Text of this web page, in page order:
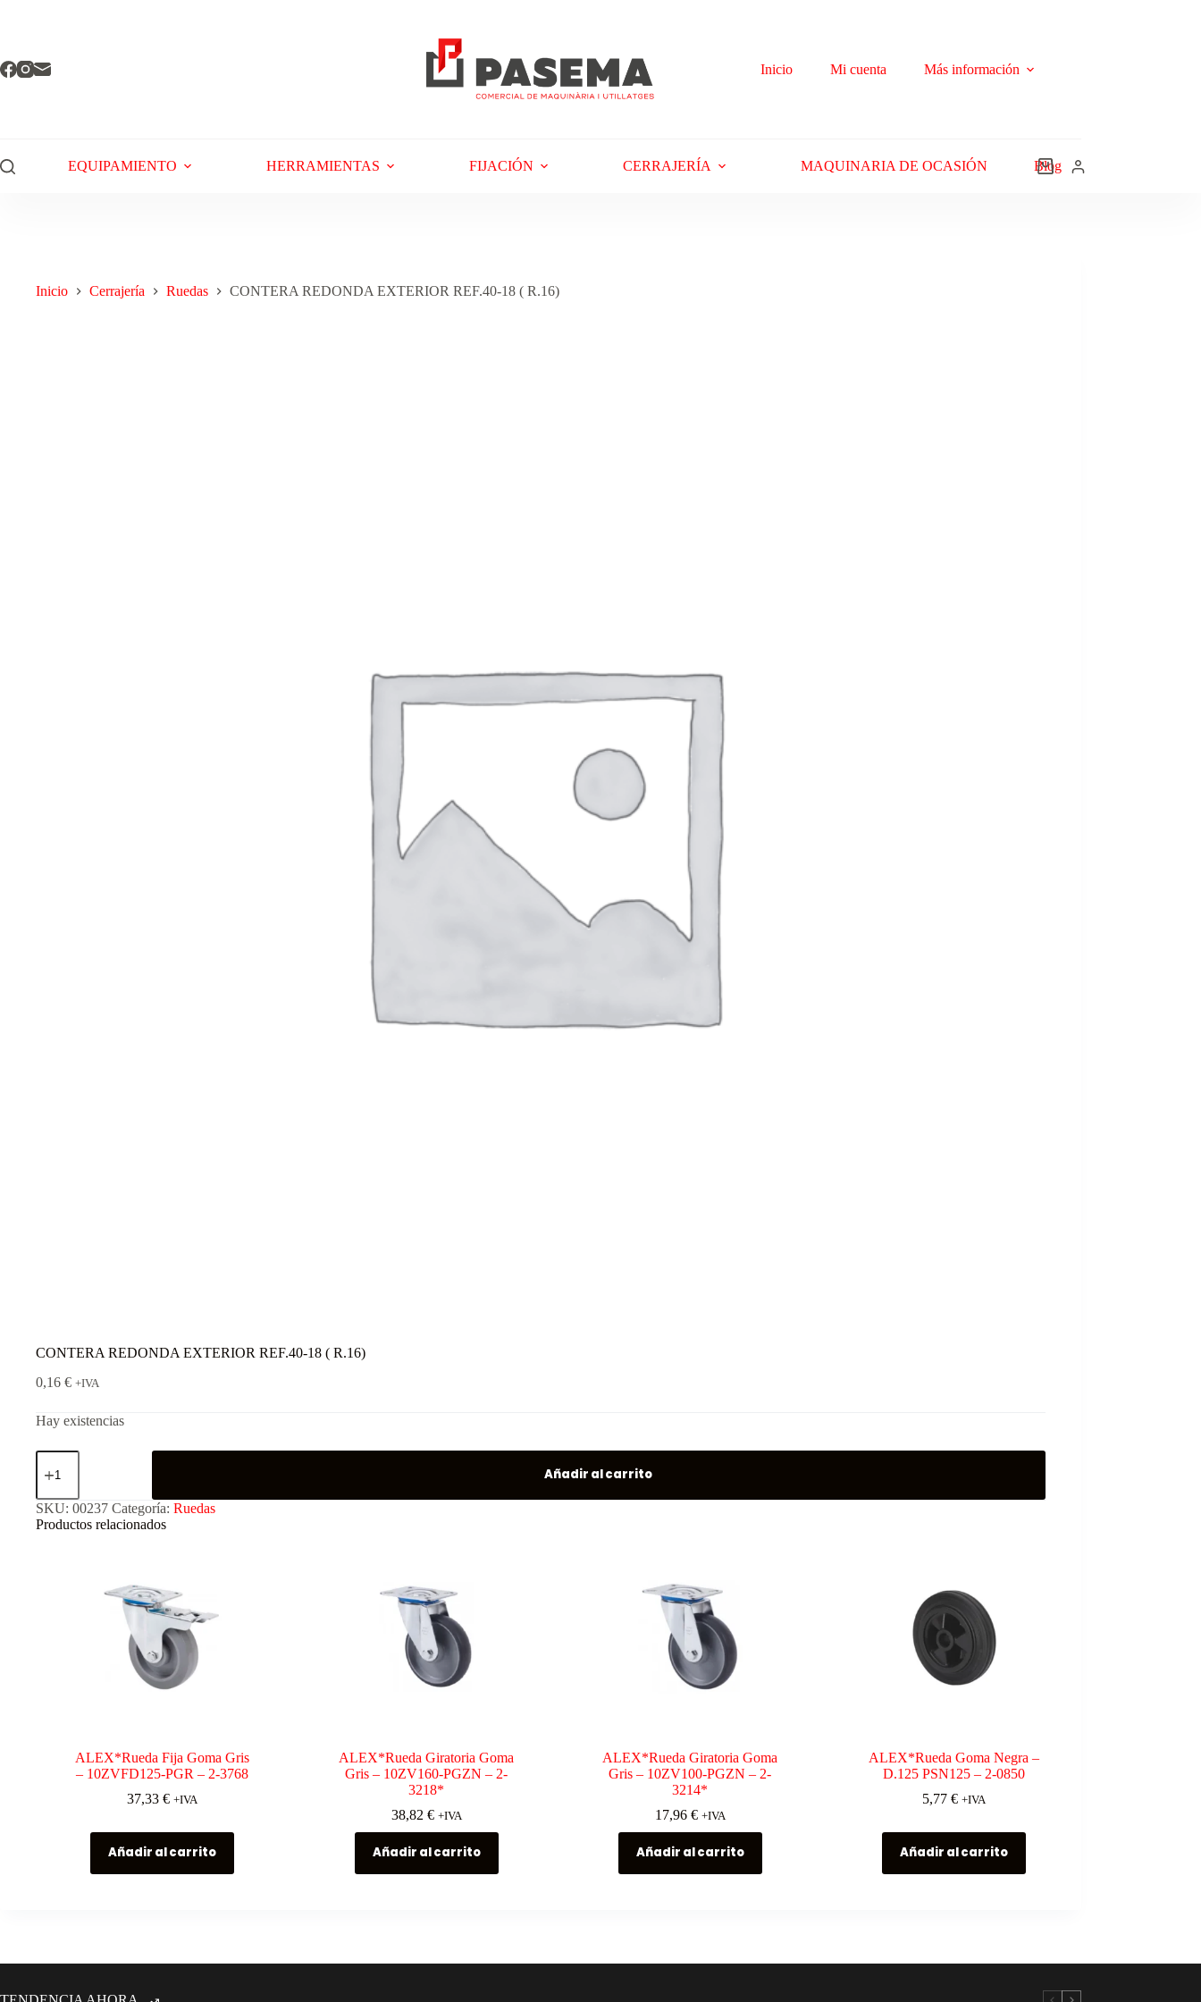
Inicio Mi cuenta Más información
EQUIPAMIENTO HERRAMIENTAS FIJACIÓN CERRAJERÍA MAQUINARIA DE OCASIÓN Blog
Inicio Cerrajería Ruedas CONTERA REDONDA EXTERIOR REF.40-18 ( R.16)
CONTERA REDONDA EXTERIOR REF.40-18 ( R.16)
0,16 € +IVA
Hay existencias
Añadir al carrito
SKU: 00237 Categoría: Ruedas
Productos relacionados
ALEX*Rueda Fija Goma Gris
– 10ZVFD125-PGR – 2-3768
37,33€ +IVA
Añadir al carrito
ALEX*Rueda Giratoria Goma
Gris – 10ZV160-PGZN – 2-
3218*
38,82 € +IVA
Añadir al carrito
ALEX*Rueda Giratoria Goma
Gris – 10ZV100-PGZN – 2-
3214*
17,96 € +IVA
Añadir al carrito
ALEX*Rueda Goma Negra –
D.125 PSN125 – 2-0850
5,77€ +IVA
Añadir al carrito